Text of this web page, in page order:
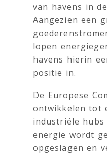
van havens in
Aangezien een
lopen
havens hierin
positie in.
De Europese
ontwikkelen tot
industriële hubs
energie wordt
opgeslagen en